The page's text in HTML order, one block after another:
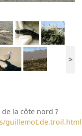
>
la côte nord ?
guillemot.de.troil.html